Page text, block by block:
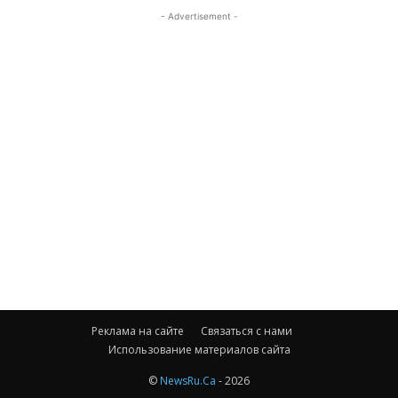
- Advertisement -
Реклама на сайте
Связаться с нами
Использование материалов сайта
© NewsRu.Ca - 2026